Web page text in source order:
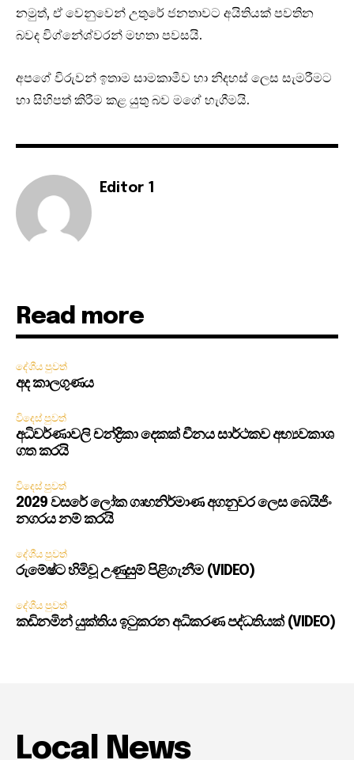
නමුත්, ඒ වෙනුවෙන් උතුරේ ජනතාවට අයිතියක් පවතින
බවද විග්නේශ්වරන් මහතා පවසයි.
අපගේ විරුවන් ඉතාම සාමකාමීව හා නිදහස් ලෙස සැමරීමට
හා සිහිපත් කිරීම කළ යුතු බව මගේ හැගීමයි.
Editor 1
Read more
දේශීය පුවත්
අද කාලගුණය
විදෙස් පුවත්
අධිවර්ණාවලි චන්ද්‍රිකා දෙකක් චීනය සාර්ථකව අභ්‍යවකාශ
ගත කරයි
විදෙස් පුවත්
2029 වසරේ ලෝක ගෘහනිර්මාණ අගනුවර ලෙස බෙයිජිං
නගරය නම් කරයි
දේශීය පුවත්
රුමේෂ්ට හිමිවූ උණුසුම් පිළිගැනීම (VIDEO)
දේශීය පුවත්
කඩිනමින් යුක්තිය ඉටුකරන අධිකරණ පද්ධතියක් (VIDEO)
Local News